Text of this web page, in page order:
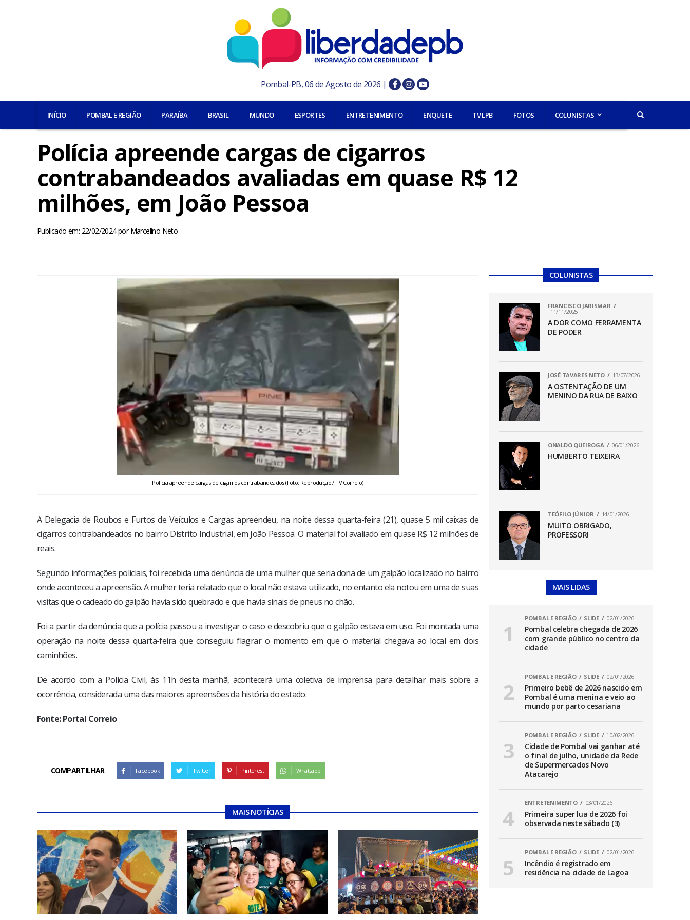
Pombal-PB, 06 de Agosto de 2026 |
INÍCIO POMBAL E REGIÃO PARAÍBA BRASIL MUNDO ESPORTES ENTRETENIMENTO ENQUETE TV LPB FOTOS COLUNISTAS
Polícia apreende cargas de cigarros
contrabandeados avaliadas em quase R$ 12
milhões, em João Pessoa
Publicado em: 22/02/2024porMarcelino Neto
Polícia apreende cargas de cigarros contrabandeados (Foto: Reprodução / TV Correio)
A Delegacia de Roubos e Furtos de Veículos e Cargas apreendeu, na noite dessa quarta-feira (21), quase 5 mil caixas de
cigarros contrabandeados no bairro Distrito Industrial, em João Pessoa. O material foi avaliado em quase R$ 12 milhões de
reais.
Segundo informações policiais, foi recebida uma denúncia de uma mulher que seria dona de um galpão localizado no bairro
onde aconteceu a apreensão. A mulher teria relatado que o local não estava utilizado, no entanto ela notou em uma de suas
visitas que o cadeado do galpão havia sido quebrado e que havia sinais de pneus no chão.
Foi a partir da denúncia que a polícia passou a investigar o caso e descobriu que o galpão estava em uso. Foi montada uma
operação na noite dessa quarta-feira que conseguiu flagrar o momento em que o material chegava ao local em dois
caminhões.
De acordo com a Polícia Civil, às 11h desta manhã, acontecerá uma coletiva de imprensa para detalhar mais sobre a
ocorrência, considerada uma das maiores apreensões da história do estado.
Fonte: Portal Correio
COMPARTILHAR Facebook Twitter Pinterest Whatsapp
MAIS NOTÍCIAS
COLUNISTAS
FRANCISCO JARISMAR
11/11/2025
A DOR COMO FERRAMENTA
DE PODER
JOSÉ TAVARES NETO 13/07/2026
A OSTENTAÇÃO DE UM
MENINO DA RUA DE BAIXO
ONALDO QUEIROGA 06/01/2026
HUMBERTO TEIXEIRA
TEÓFILO JÚNIOR 14/01/2026
MUITO OBRIGADO,
PROFESSOR!
MAIS LIDAS
POMBAL E REGIÃO SLIDE 02/01/2026
Pombal celebra chegada de 2026
com grande público no centro da
cidade
POMBAL E REGIÃO SLIDE 02/01/2026
Primeiro bebê de 2026 nascido em
Pombal é uma menina e veio ao
mundo por parto cesariana
POMBAL E REGIÃO SLIDE 10/02/2026
Cidade de Pombal vai ganhar até
o final de julho, unidade da Rede
de Supermercados Novo
Atacarejo
ENTRETENIMENTO 03/01/2026
Primeira super lua de 2026 foi
observada neste sábado (3)
POMBAL E REGIÃO SLIDE 02/01/2026
Incêndio é registrado em
residência na cidade de Lagoa